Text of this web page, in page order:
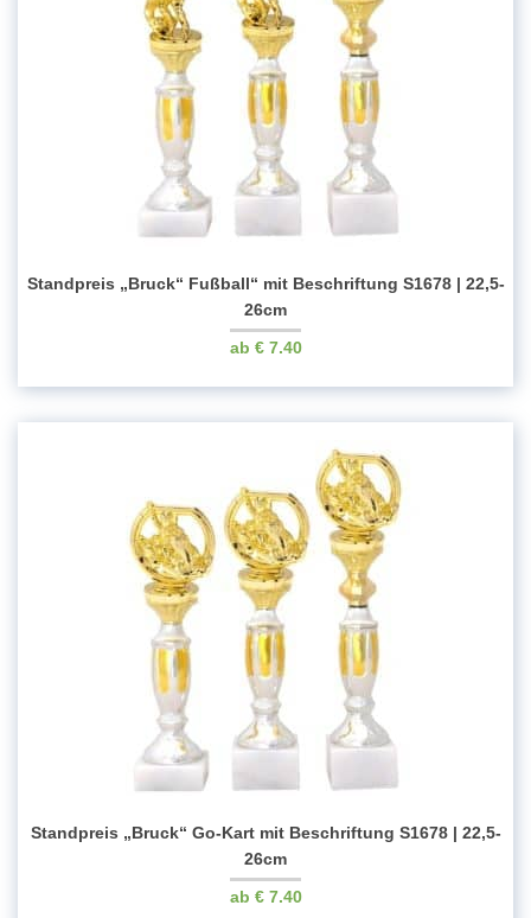
Standpreis „Bruck“ Fußball“ mit Beschriftung S1678 | 22,5-
26cm
€7.40
Standpreis „Bruck“ Go-Kart mit Beschriftung S1678 | 22,5-
26cm
€7.40